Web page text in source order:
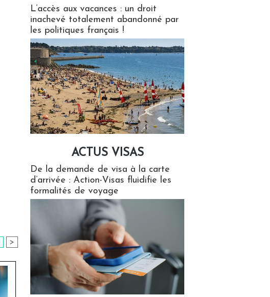
>
L’accès aux vacances : un droit
inachevé totalement abandonné par
les politiques français !
ACTUS VISAS
De la demande de visa à la carte
d’arrivée : Action-Visas fluidifie les
formalités de voyage